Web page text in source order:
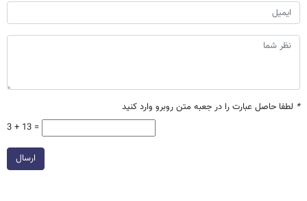
* لطفا حاصل عبارت را در جعبه متن روبرو وارد کنید
3 + 13 =
ارسال